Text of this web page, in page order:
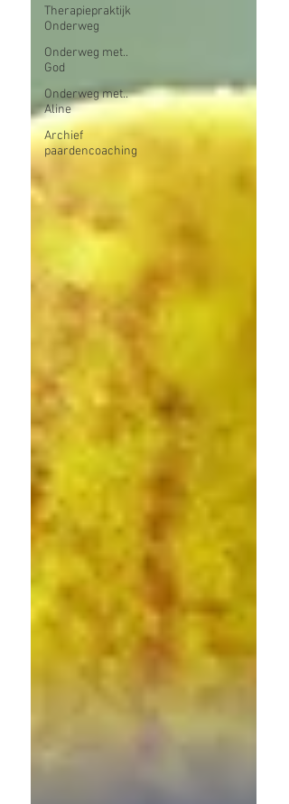
Therapiepraktijk
Onderweg
Onderweg met..
God
Onderweg met..
Aline
Archief
paardencoaching